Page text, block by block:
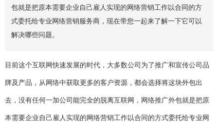
包就是把原本需要企业自己雇人实现的网络营销工作以合同的方
式委托给专业网络营销服务商，现在带您一起来了解一下它可以
解决哪些问题。
目前这个互联网快速发展的时代，大多数公司为了推广和宣传公司品
牌及产品，从网络中获取更多的客户资源，都会选择将这块外包出
去，没有任何一加公司能完全的脱离互联网，网络推广外包就是把原
本需要企业自己雇人实现的网络营销工作以合同的方式委托给专业网